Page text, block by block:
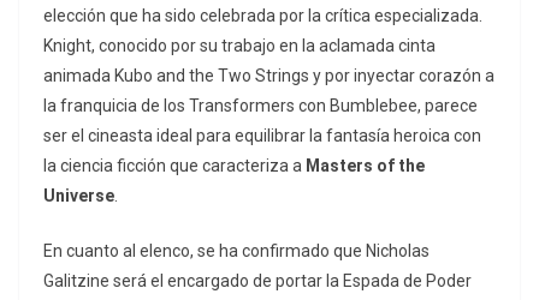
elección que ha sido celebrada por la crítica especializada.
Knight, conocido por su trabajo en la aclamada cinta
animada Kubo and the Two Strings y por inyectar corazón a
la franquicia de los Transformers con Bumblebee, parece
ser el cineasta ideal para equilibrar la fantasía heroica con
la ciencia ficción que caracteriza a Masters of the
Universe
En cuanto al elenco, se ha confirmado que Nicholas
Galitzine será el encargado de portar la Espada de Poder